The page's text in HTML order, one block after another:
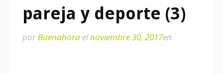
pareja y deporte (3)
porBuenahora elnoviembre 30, 2017en